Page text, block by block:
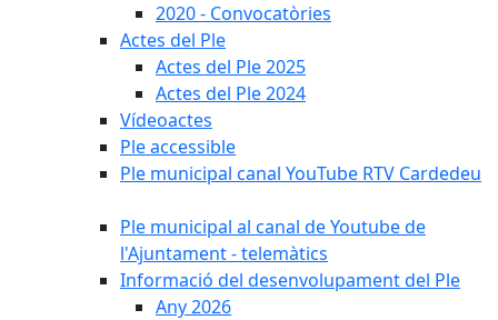
2020 - Convocatòries
Actes del Ple
Actes del Ple 2025
Actes del Ple 2024
Vídeoactes
Ple accessible
Ple municipal canal YouTube RTV Cardedeu
Ple municipal al canal de Youtube de
l'Ajuntament - telemàtics
Informació del desenvolupament del Ple
Any 2026